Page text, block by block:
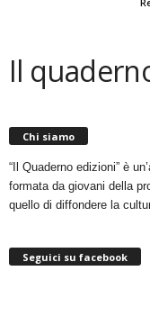
Il
Chi siamo
“Il Quaderno edizioni” è
formata da giovani della
quello di diffondere la
Seguici su facebook